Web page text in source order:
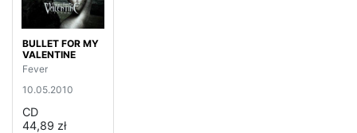
BULLET FOR MY
VALENTINE
Fever
10.05.2010
CD
44,89 zł